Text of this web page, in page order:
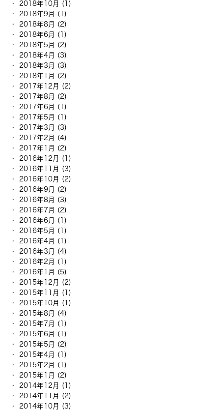
2018年10月 (1)
2018年9月 (1)
2018年8月 (2)
2018年6月 (1)
2018年5月 (2)
2018年4月 (3)
2018年3月 (3)
2018年1月 (2)
2017年12月 (2)
2017年8月 (2)
2017年6月 (1)
2017年5月 (1)
2017年3月 (3)
2017年2月 (4)
2017年1月 (2)
2016年12月 (1)
2016年11月 (3)
2016年10月 (2)
2016年9月 (2)
2016年8月 (3)
2016年7月 (2)
2016年6月 (1)
2016年5月 (1)
2016年4月 (1)
2016年3月 (4)
2016年2月 (1)
2016年1月 (5)
2015年12月 (2)
2015年11月 (1)
2015年10月 (1)
2015年8月 (4)
2015年7月 (1)
2015年6月 (1)
2015年5月 (2)
2015年4月 (1)
2015年2月 (1)
2015年1月 (2)
2014年12月 (1)
2014年11月 (2)
2014年10月 (3)